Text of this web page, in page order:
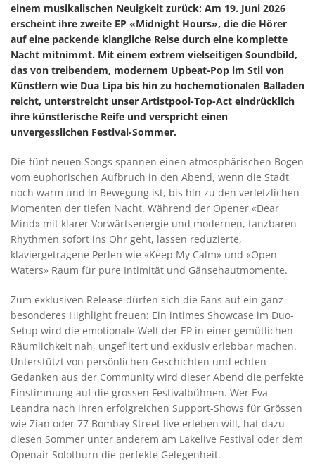
einem musikalischen Neuigkeit zurück: Am 19. Juni 2026
erscheint ihre zweite EP «Midnight Hours», die die Hörer
auf eine packende klangliche Reise durch eine komplette
Nacht mitnimmt. Mit einem extrem vielseitigen Soundbild,
das von treibendem, modernem Upbeat-Pop im Stil von
Künstlern wie Dua Lipa bis hin zu hochemotionalen Balladen
reicht, unterstreicht unser Artistpool-Top-Act eindrücklich
ihre künstlerische Reife und verspricht einen
unvergesslichen Festival-Sommer.
Die fünf neuen Songs spannen einen atmosphärischen Bogen
vom euphorischen Aufbruch in den Abend, wenn die Stadt
noch warm und in Bewegung ist, bis hin zu den verletzlichen
Momenten der tiefen Nacht. Während der Opener «Dear
Mind» mit klarer Vorwärtsenergie und modernen, tanzbaren
Rhythmen sofort ins Ohr geht, lassen reduzierte,
klaviergetragene Perlen wie «Keep My Calm» und «Open
Waters» Raum für pure Intimität und Gänsehautmomente.
Zum exklusiven Release dürfen sich die Fans auf ein ganz
besonderes Highlight freuen: Ein intimes Showcase im Duo-
Setup wird die emotionale Welt der EP in einer gemütlichen
Räumlichkeit nah, ungefiltert und exklusiv erlebbar machen.
Unterstützt von persönlichen Geschichten und echten
Gedanken aus der Community wird dieser Abend die perfekte
Einstimmung auf die grossen Festivalbühnen. Wer Eva
Leandra nach ihren erfolgreichen Support-Shows für Grössen
wie Zian oder 77 Bombay Street live erleben will, hat dazu
diesen Sommer unter anderem am Lakelive Festival oder dem
Openair Solothurn die perfekte Gelegenheit.